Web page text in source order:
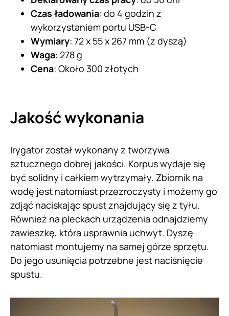
Czas ładowania: do 4 godzin z
wykorzystaniem portu USB-C
Wymiary: 72 x 55 x 267 mm (z dyszą)
Waga: 278 g
Cena: Około 300 złotych
Jakość wykonania
Irygator został wykonany z tworzywa
sztucznego dobrej jakości. Korpus wydaje się
być solidny i całkiem wytrzymały. Zbiornik na
wodę jest natomiast przezroczysty i możemy go
zdjąć naciskając spust znajdujący się z tyłu.
Również na pleckach urządzenia odnajdziemy
zawieszkę, która usprawnia uchwyt. Dyszę
natomiast montujemy na samej górze sprzętu.
Do jego usunięcia potrzebne jest naciśnięcie
spustu.